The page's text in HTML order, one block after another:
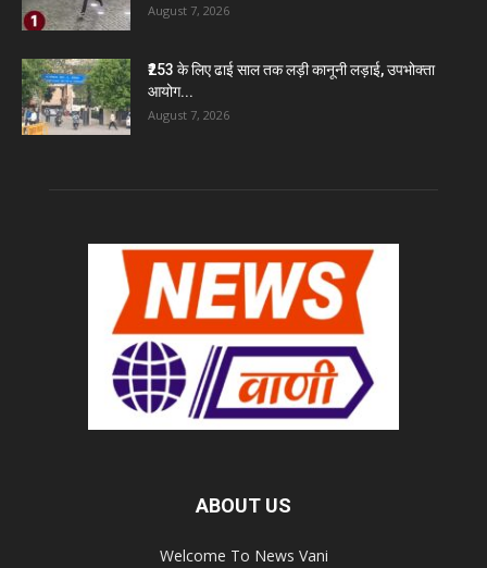
August 7, 2026
₹253 के लिए ढाई साल तक लड़ी कानूनी लड़ाई, उपभोक्ता
आयोग...
August 7, 2026
ABOUT US
Welcome To News Vani